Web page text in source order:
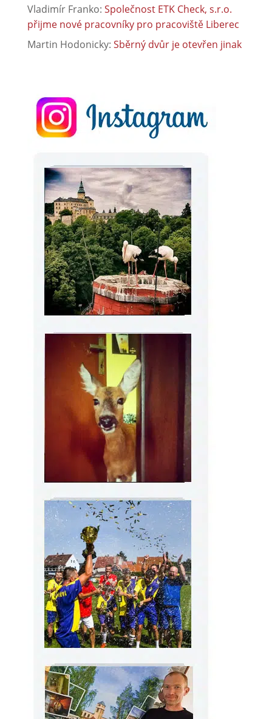
Vladimír Franko: Společnost ETK Check, s.r.o.
přijme nové pracovníky pro pracoviště Liberec
Martin Hodonicky: Sběrný dvůr je otevřen jinak